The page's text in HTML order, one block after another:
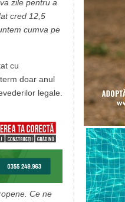
zile pentru a
cred 12,5
cumva pe
cu
doar anul
legale.
Ce ne